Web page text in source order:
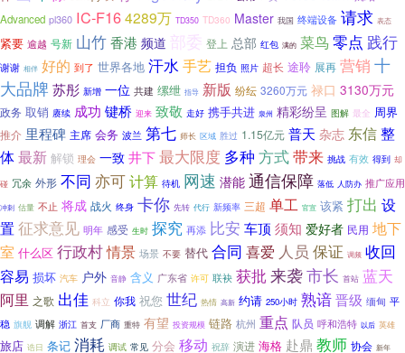
Advanced pl360 IC-F164289万 TD350 TD360 Master 我国 终端设备 请求 表态
紧要 逾越 号新 山竹香港 频道 部委 登上 总部 红包 满的 菜鸟零点 践行
谢谢 相伴 好的 到了 世界各地 汗水 手艺 担负 照片 超长 途聆 展再 营销 十
大品牌 苏彤 新增 一位 共建 缧绁 指导 新版 纷纭 3260万元 禄口 3130万元
政务 取销 赓续 成功 键桥 迎来 致敬 走好 携手共进 泉州 精彩纷呈 图解 最全 周界
推介 里程碑 主席 会务 波兰 第七 师长 区域 胜过 1.15亿元 普天 杂志 东信整
体最新 解锁 理会 一致井下最大限度 多种 方式带来 挑战 有效 得到 却
碰 冗余 外形 不同 亦可计算 待机 网速 潜能 通信保障 落低 人防办 推广应用
冲刺 估量 不止 将成 战火 终身 卡你 先转 代行 新频率 三超 单工 官宣 该紧 打出 设
置 征求意见 明年 感受 生时 探究 再添 比安 车顶 须知 爱好者 民用 地下
室 什么区 行政村情景 场景 不要 替代 合同 喜爱 人员 保证 调频 收回
容易 损坏 汽车 户外 音静 含义 广东省 许可 联袂 获批来袭市长 首站 蓝天
阿里 之歌 出佳 科立 你我 祝您 世纪 热情 高新 约请 250小时 熟谙晋级 缅甸 平
稳 旗舰 调解 浙江 首支 厂商 重特 有望 投资规模 链路 杭州 重点 队员 呼和浩特 以后 英雄
旅店 诰日 条记 消耗 调试 常见 分会 移动 祝辞 演进 海格 赴鼎 教师 协会 新年